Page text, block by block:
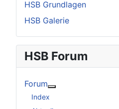
HSB Grundlagen
HSB Galerie
HSB Forum
Forum
Index